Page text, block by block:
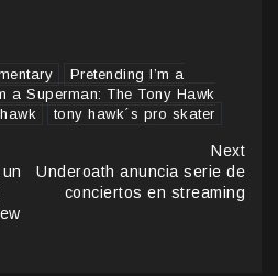
Pretending I’m a
a Superman: The Tony Hawk
tony hawk´s pro skater
Next
Underoath anuncia serie de
conciertos en streaming